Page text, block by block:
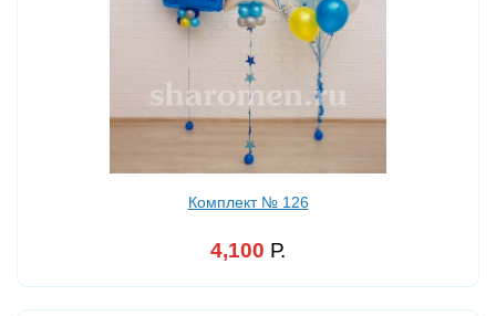
Комплект № 126
4,100 Р.